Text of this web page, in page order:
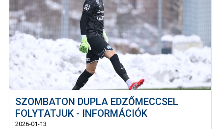
SZOMBATON DUPLA EDZŐMECCSEL
FOLYTATJUK - INFORMÁCIÓK
2026-01-13